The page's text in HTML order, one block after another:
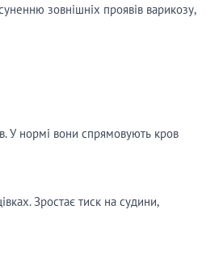
зовнішніх проявів варикозу,
У нормі вони спрямовують кров
Зростає тиск на судини,